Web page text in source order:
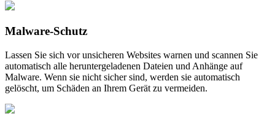
Malware-Schutz
Lassen Sie sich vor unsicheren Websites warnen und scannen Sie
automatisch alle heruntergeladenen Dateien und Anhänge auf
Malware. Wenn sie nicht sicher sind, werden sie automatisch
gelöscht, um Schäden an Ihrem Gerät zu vermeiden.